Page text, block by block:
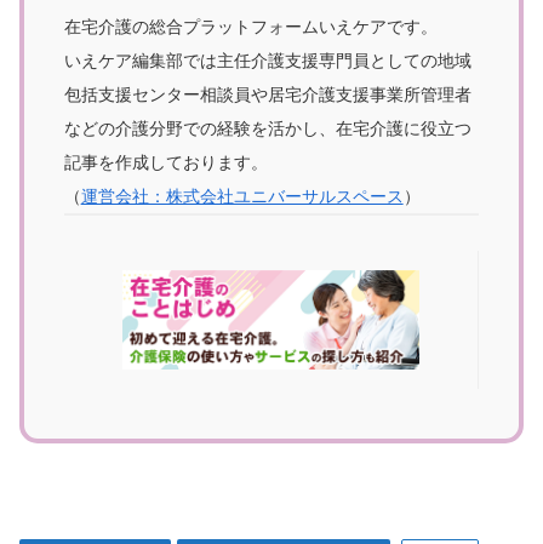
在宅介護の総合プラットフォームいえケアです。
いえケア編集部では主任介護支援専門員としての地域
包括支援センター相談員や居宅介護支援事業所管理者
などの介護分野での経験を活かし、在宅介護に役立つ
記事を作成しております。
（運営会社：株式会社ユニバーサルスペース ）